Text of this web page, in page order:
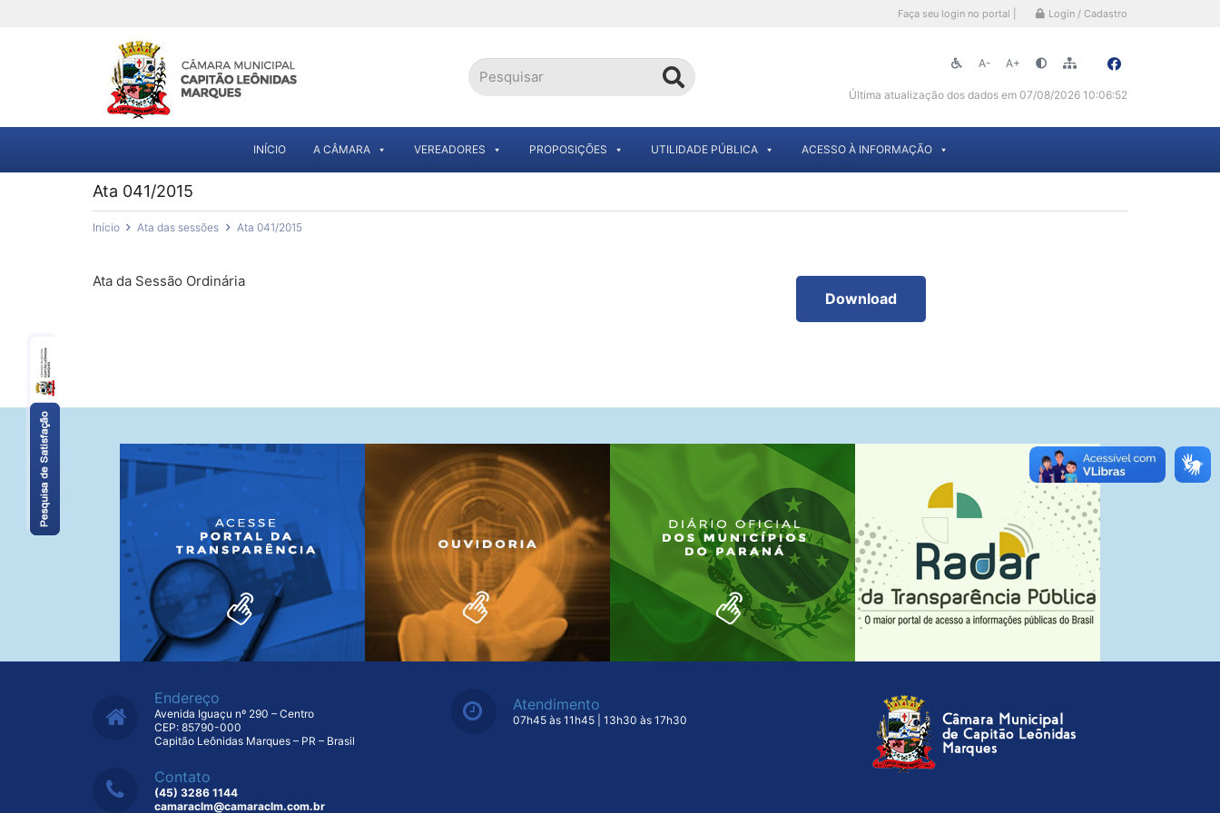
Faça seu login no portal | Login / Cadastro
A- A+
Última atualização dos dados em 07/08/2026 10:06:52
INÍCIO A CÂMARA VEREADORES PROPOSIÇÕES UTILIDADE PÚBLICA ACESSO À INFORMAÇÃO
Ata 041/2015
Início Ata das sessões Ata 041/2015
Ata da Sessão Ordinária
Download
Endereço
Avenida Iguaçu nº 290 – Centro
CEP: 85790-000
Capitão Leônidas Marques – PR – Brasil
Contato
(45) 3286 1144
camaraclm@camaraclm.com.br
Atendimento
07h45 às 11h45 | 13h30 às 17h30